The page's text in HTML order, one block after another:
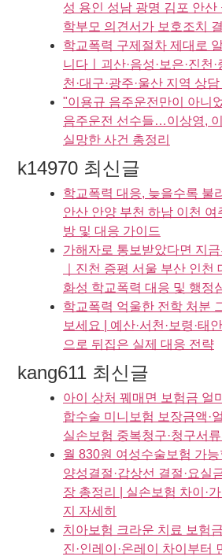
성 용인 성남 광명 김포 안산
학부모 의견서가 보호조치
학교폭력 구제절차 제대로
니다ㅣ괴산·음성·보은·진천
천·대구·광주·울산 지역 상
"이용규 음주운전만이 아니
음주운전 선수들…이상영,
실망한 사건 총정리
k14970 최신글
학교폭력 대응, 늦을수록 불
안산 안양 부천 하남 이천 여
방 및 대응 가이드
가해자로 통보받았다면 지
｜진천 증평 서울 부산 인천
화성 학교폭력 대응 및 행정
학교폭력 억울한 전학 처분
보세요 | 예산·서천·보령·태
으로 뒤집은 실제 대응 전략
kang611 최신글
아이 상처 꿰매면 보험금 얼
합수술 미니보험 보장금액·
실손보험 중복청구·청구서
월 830원 여성수술보험 가
양성결절·갑상선 결절·요실
장 총정리 | 실손보험 차이·
지 자세히
치아보험 크라운 치료 보험
진·인레이·온레이 차이부터